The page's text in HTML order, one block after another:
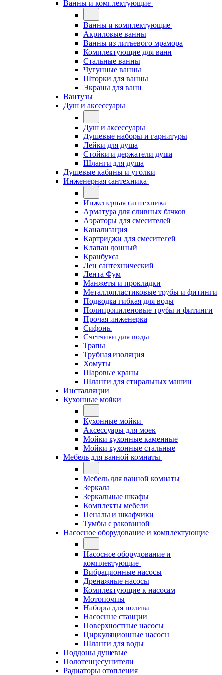
Ванны и комплектующие
Ванны и комплектующие
Акриловые ванны
Ванны из литьевого мрамора
Комплектующие для ванн
Стальные ванны
Чугунные ванны
Шторки для ванны
Экраны для ванн
Вантузы
Душ и аксессуары
Душ и аксессуары
Душевые наборы и гарнитуры
Лейки для душа
Стойки и держатели душа
Шланги для душа
Душевые кабины и уголки
Инженерная сантехника
Инженерная сантехника
Арматура для сливных бачков
Аэраторы для смесителей
Канализация
Картриджи для смесителей
Клапан донный
Кранбукса
Лен сантехнический
Лента Фум
Манжеты и прокладки
Металлопластиковые трубы и фитинги
Подводка гибкая для воды
Полипропиленовые трубы и фитинги
Прочая инженерка
Сифоны
Счетчики для воды
Трапы
Трубная изоляция
Хомуты
Шаровые краны
Шланги для стиральных машин
Инсталляции
Кухонные мойки
Кухонные мойки
Аксессуары для моек
Мойки кухонные каменные
Мойки кухонные стальные
Мебель для ванной комнаты
Мебель для ванной комнаты
Зеркала
Зеркальные шкафы
Комплекты мебели
Пеналы и шкафчики
Тумбы с раковиной
Насосное оборудование и комплектующие
Насосное оборудование и
комплектующие
Вибрационные насосы
Дренажные насосы
Комплектующие к насосам
Мотопомпы
Наборы для полива
Насосные станции
Поверхностные насосы
Циркуляционные насосы
Шланги для воды
Поддоны душевые
Полотенцесушители
Радиаторы отопления